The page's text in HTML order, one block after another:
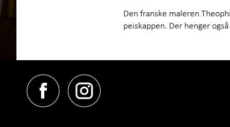
Den franske maleren
peiskappen. Der henger